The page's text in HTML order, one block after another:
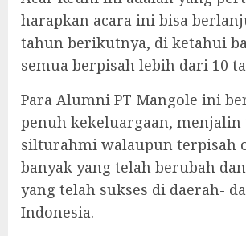
harapkan acara ini bisa
tahun berikutnya, di ketahui
semua berpisah lebih dari 10
Para Alumni PT Mangole ini
penuh kekeluargaan,
silturahmi walaupun terpisah
banyak yang telah berubah
yang telah sukses di daerah-
Indonesia.